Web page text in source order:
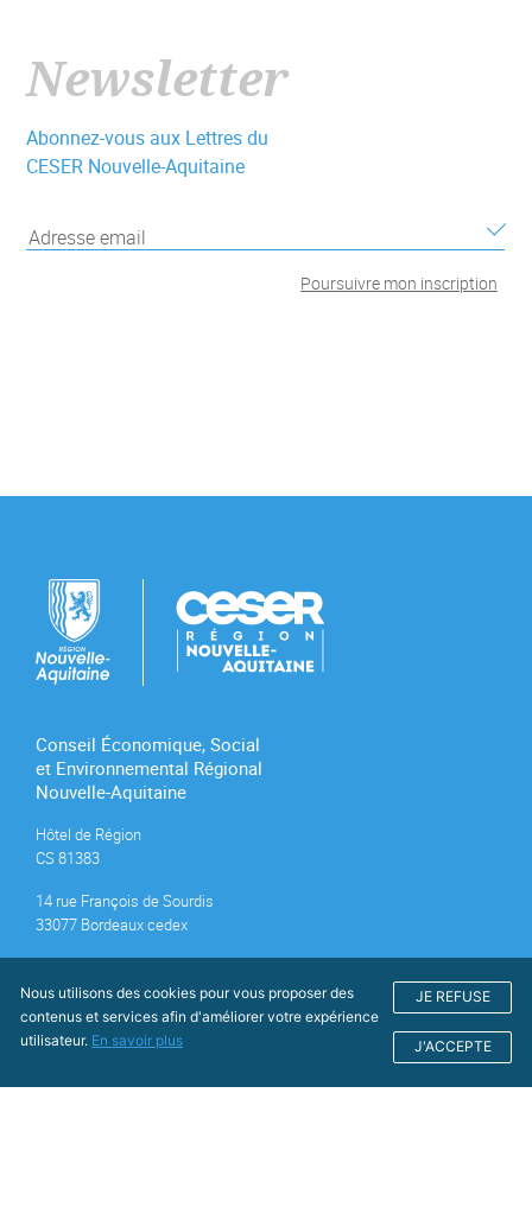
Newsletter
Abonnez-vous aux Lettres du
CESER Nouvelle-Aquitaine
Poursuivre mon inscription
Conseil Économique, Social
et Environnemental Régional
Nouvelle-Aquitaine
Hôtel de Région
CS 81383
14 rue François de Sourdis
33077 Bordeaux cedex
Nous utilisons des cookies pour vous proposer des
contenus et services afin d'améliorer votre expérience
utilisateur. En savoir plus
JE REFUSE
J'ACCEPTE